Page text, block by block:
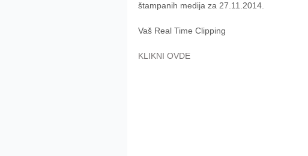
štampanih medija za 27.11.2014.
Vaš Real Time Clipping
KLIKNI OVDE